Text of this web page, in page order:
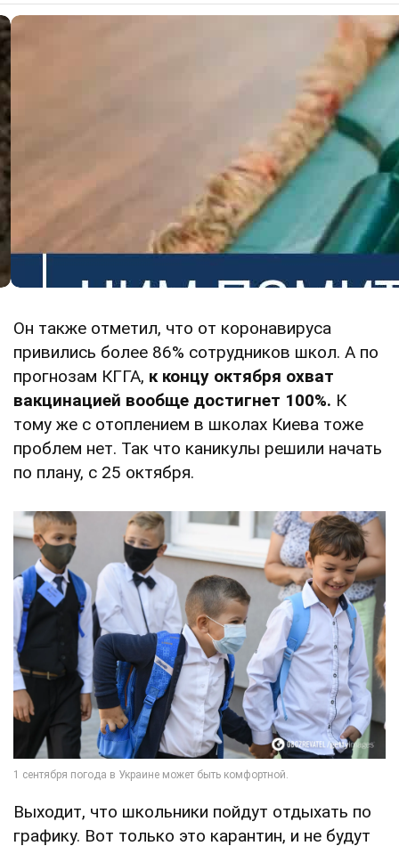
Он также отметил, что от коронавируса
привились более 86% сотрудников школ. А по
прогнозам КГГА, к концу октября охват
вакцинацией вообще достигнет 100%. К
тому же с отоплением в школах Киева тоже
проблем нет. Так что каникулы решили начать
по плану, с 25 октября.
Выходит, что школьники пойдут отдыхать по
графику. Вот только это карантин, и не будут